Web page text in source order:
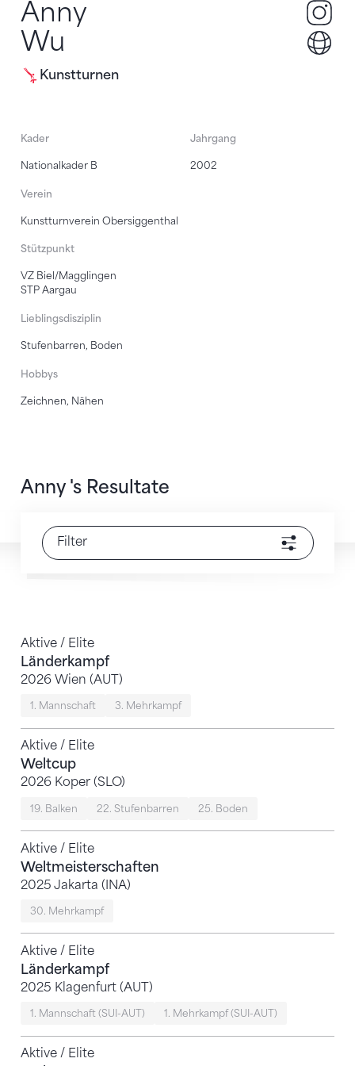
Anny
Wu
Kunstturnen
Kader
Nationalkader B
Jahrgang
2002
Verein
Kunstturnverein Obersiggenthal
Stützpunkt
VZ Biel/Magglingen
STP Aargau
Lieblingsdisziplin
Stufenbarren, Boden
Hobbys
Zeichnen, Nähen
Anny 's Resultate
Filter
Aktive / Elite
Länderkampf
2026 Wien (AUT)
1. Mannschaft 3. Mehrkampf
Aktive / Elite
Weltcup
2026 Koper (SLO)
19. Balken 22. Stufenbarren 25. Boden
Aktive / Elite
Weltmeisterschaften
2025 Jakarta (INA)
30. Mehrkampf
Aktive / Elite
Länderkampf
2025 Klagenfurt (AUT)
1. Mannschaft (SUI-AUT) 1. Mehrkampf (SUI-AUT)
Aktive / Elite